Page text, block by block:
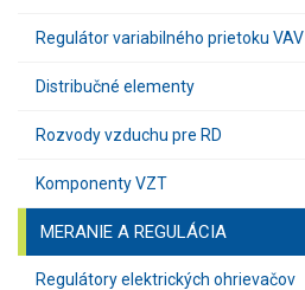
Regulátor variabilného prietoku VAV
Distribučné elementy
Rozvody vzduchu pre RD
Komponenty VZT
MERANIE A REGULÁCIA
Regulátory elektrických ohrievačov